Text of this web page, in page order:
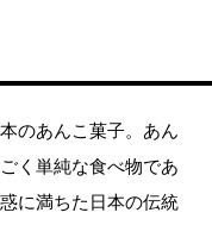
のあんこ菓子。あん
く単純な食べ物であ
に満ちた日本の伝統